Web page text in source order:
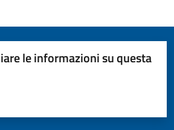
le informazioni su questa
5 stelle su 5
su 5
su 5
5